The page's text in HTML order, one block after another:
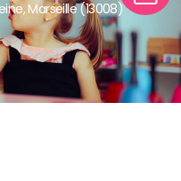
Marseille (13008)